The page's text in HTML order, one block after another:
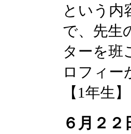
という内
で、先生
ターを班
ロフィー
【1年生
６月２